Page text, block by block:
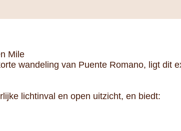
Mile
wandeling van Puente Romano, ligt dit
lichtinval en open uitzicht, en biedt: